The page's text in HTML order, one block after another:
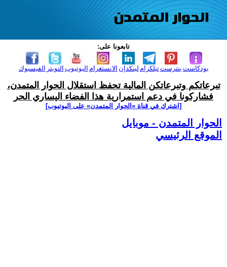
تابعونا على:
الفيسبوك التويتر اليوتيوب الانستغرام لينكدإن تيلكرامبنترست بودكاست
تبرعاتكم وتبرعاتكن المالية تحفظ استقلال الحوار المتمدن،
فشاركونا في دعم استمرارية هذا الفضاء اليساري الحر
[اشترك في قناة ‫«الحوار المتمدن» على اليوتيوب]
الحوار المتمدن - موبايل
الموقع الرئيسي